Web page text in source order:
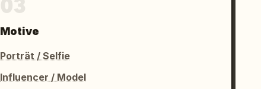
Motive
Porträt / Selfie
Influencer / Model